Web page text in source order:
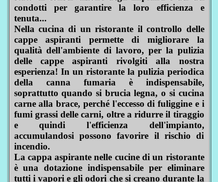
condotti per garantire la loro efficienza e
tenuta...
Nella cucina di un ristorante il controllo delle
cappe aspiranti permette di migliorare la
qualità dell'ambiente di lavoro, per la pulizia
delle cappe aspiranti rivolgiti alla nostra
esperienza! In un ristorante la pulizia periodica
della canna fumaria è indispensabile,
soprattutto quando si brucia legna, o si cucina
carne alla brace, perché l'eccesso di fuliggine e i
fumi grassi delle carni, oltre a ridurre il tiraggio
e quindi l'efficienza dell'impianto,
accumulandosi possono favorire il rischio di
incendio.
La cappa aspirante nelle cucine di un ristorante
è una dotazione indispensabile per eliminare
tutti i vapori e gli odori che si creano durante la